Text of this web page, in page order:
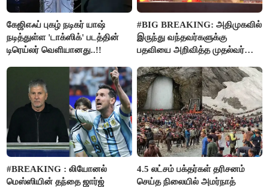
கேஜிஎஃப் புகழ் நடிகர் யாஷ்
நடித்துள்ள 'டாக்‌ஸிக்' படத்தின்
டிரெய்லர் வெளியானது..!!
#BIG BREAKING: அதிமுகவில்
இருந்து வந்தவர்களுக்கு
பதவியை அறிவித்த முதல்வர்
#BREAKING : லியோனல்
மெஸ்ஸியின் தந்தை ஜார்ஜ்
4.5 லட்சம் பக்தர்கள் தரிசனம்
செய்த நிலையில் அமர்நாத்